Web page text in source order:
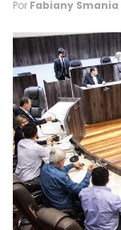
Por Fabiany Smania